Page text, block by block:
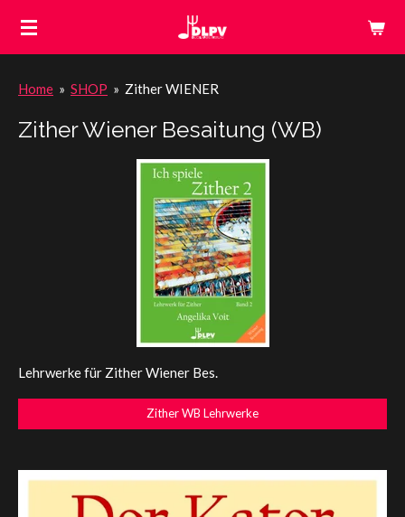
Zum
Home » SHOP » Zither WIENER
Zither Wiener Besaitung (WB)
Lehrwerke für Zither Wiener Bes.
Zither WB Lehrwerke